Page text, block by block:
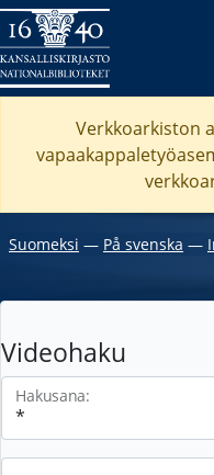
Verkkoarkiston
Suomeksi ― På svenska ―
Videohaku
Hakusana: